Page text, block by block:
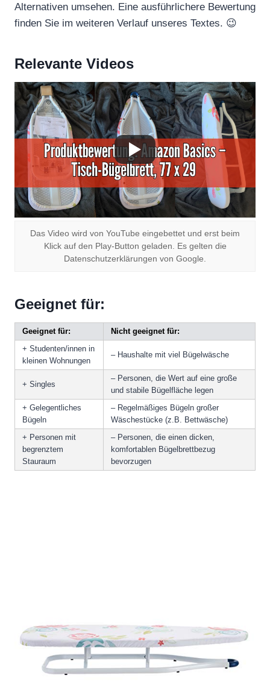
Alternativen umsehen. Eine ausführlichere Bewertung
finden Sie im weiteren Verlauf unseres Textes. 😉
Relevante Videos
Das Video wird von YouTube eingebettet und erst beim
Klick auf den Play-Button geladen. Es gelten die
Datenschutzerklärungen von Google.
Geeignet für:
Geeignet für:
Nicht geeignet für:
+ Studenten/innen in
kleinen Wohnungen
– Haushalte mit viel Bügelwäsche
+ Singles
– Personen, die Wert auf eine große
und stabile Bügelfläche legen
+ Gelegentliches
Bügeln
– Regelmäßiges Bügeln großer
Wäschestücke (z.B. Bettwäsche)
+ Personen mit
begrenztem
Stauraum
– Personen, die einen dicken,
komfortablen Bügelbrettbezug
bevorzugen